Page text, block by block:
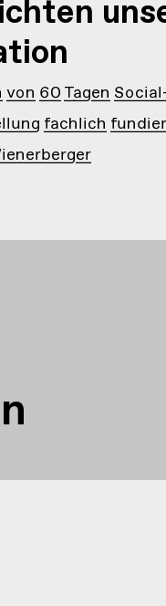
von 60 Tagen
fachlich